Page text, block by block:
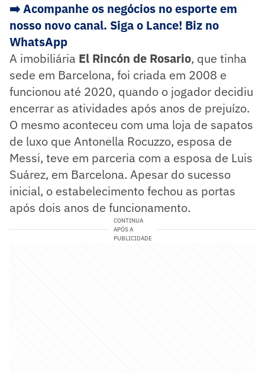
➡️ Acompanhe os negócios no esporte em
nosso novo canal. Siga o Lance! Biz no
WhatsApp
A imobiliária El Rincón de Rosario, que tinha
sede em Barcelona, foi criada em 2008 e
funcionou até 2020, quando o jogador decidiu
encerrar as atividades após anos de prejuízo.
O mesmo aconteceu com uma loja de sapatos
de luxo que Antonella Rocuzzo, esposa de
Messi, teve em parceria com a esposa de Luis
Suárez, em Barcelona. Apesar do sucesso
inicial, o estabelecimento fechou as portas
após dois anos de funcionamento.
CONTINUA
APÓS A
PUBLICIDADE